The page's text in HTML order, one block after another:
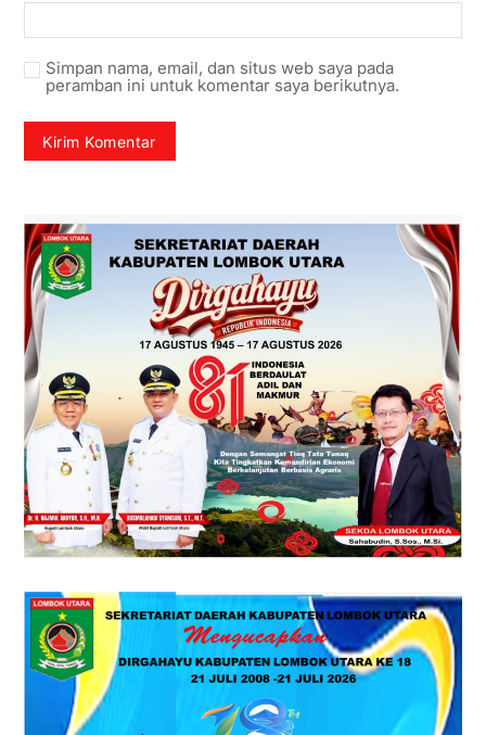
Simpan nama, email, dan situs web saya pada
peramban ini untuk komentar saya berikutnya.